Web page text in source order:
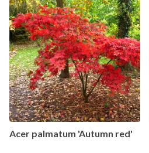
Acer palmatum 'Autumn red'